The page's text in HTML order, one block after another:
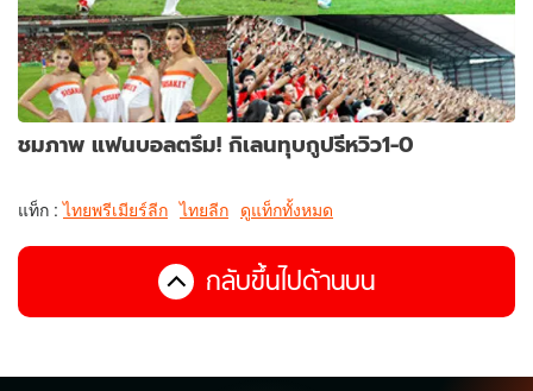
ชมภาพ แฟนบอลตรึม! กิเลนทุบกูปรีหวิว1-0
แท็ก :ไทยพรีเมียร์ลีก ไทยลีก ดูแท็กทั้งหมด
กลับขึ้นไปด้านบน